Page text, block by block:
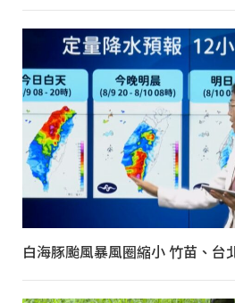
白海豚颱風暴風圈縮小 竹苗、台